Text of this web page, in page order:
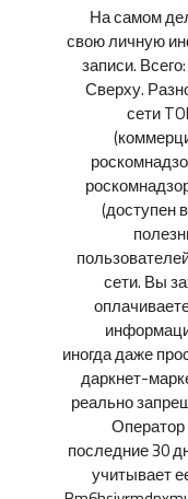
На самом
свою личную
записи.
Сверху.
сети
(доступен
сети. Вы
иногда даже
даркнет-
реально
последние 30
учитывает